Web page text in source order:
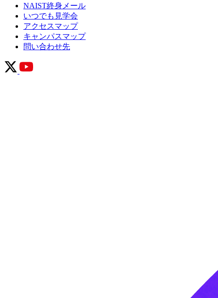
NAIST終身メール
いつでも見学会
アクセスマップ
キャンパスマップ
問い合わせ先